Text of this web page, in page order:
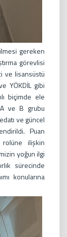
gereken
görevlisi
ve lisansüstü
YÖKDİL gibi
biçimde ele
A ve B grubu
ve güncel
Puan
rolüne ilişkin
yoğun ilgi
sürecinde
konularına